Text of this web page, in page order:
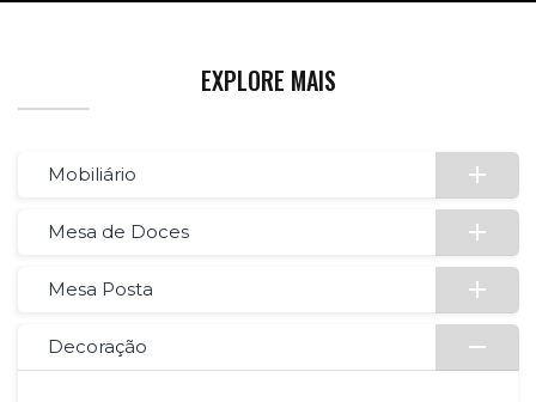
EXPLORE MAIS
Mobiliário
Mesa de Doces
Mesa Posta
Decoração